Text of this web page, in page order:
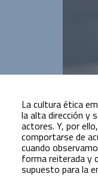
La cultura ética
la alta dirección y
actores. Y, por
comportarse de
cuando
forma reiterada y
supuesto para la